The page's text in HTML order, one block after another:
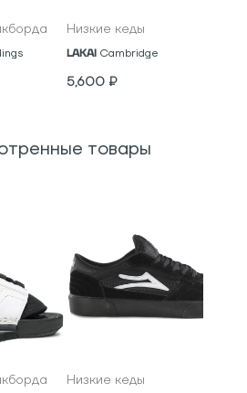
Низкие кеды
LAKAI Cambridge
5,600 ₽
товары
Низкие кеды